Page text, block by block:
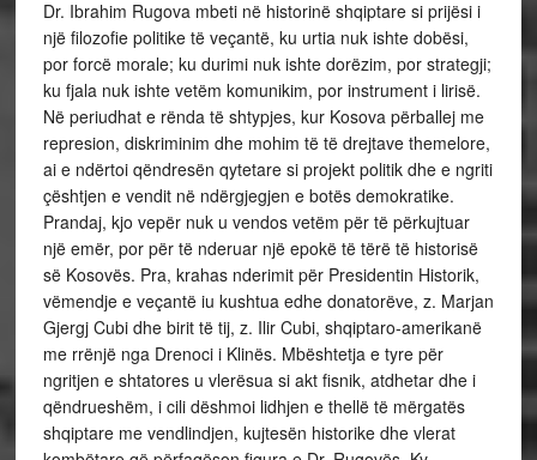
Dr. Ibrahim Rugova mbeti në historinë shqiptare si prijësi i
një filozofie politike të veçantë, ku urtia nuk ishte dobësi,
por forcë morale; ku durimi nuk ishte dorëzim, por strategji;
ku fjala nuk ishte vetëm komunikim, por instrument i lirisë.
Në periudhat e rënda të shtypjes, kur Kosova përballej me
represion, diskriminim dhe mohim të të drejtave themelore,
ai e ndërtoi qëndresën qytetare si projekt politik dhe e ngriti
çështjen e vendit në ndërgjegjen e botës demokratike.
Prandaj, kjo vepër nuk u vendos vetëm për të përkujtuar
një emër, por për të nderuar një epokë të tërë të historisë
së Kosovës. Pra, krahas nderimit për Presidentin Historik,
vëmendje e veçantë iu kushtua edhe donatorëve, z. Marjan
Gjergj Cubi dhe birit të tij, z. Ilir Cubi, shqiptaro-amerikanë
me rrënjë nga Drenoci i Klinës. Mbështetja e tyre për
ngritjen e shtatores u vlerësua si akt fisnik, atdhetar dhe i
qëndrueshëm, i cili dëshmoi lidhjen e thellë të mërgatës
shqiptare me vendlindjen, kujtesën historike dhe vlerat